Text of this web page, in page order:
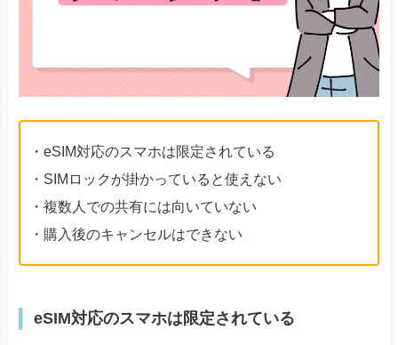
・eSIM対応のスマホは限定されている
・SIMロックが掛かっていると使えない
・複数人での共有には向いていない
・購入後のキャンセルはできない
eSIM対応のスマホは限定されている